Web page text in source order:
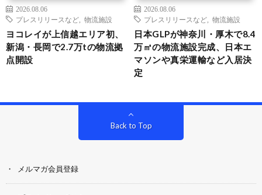
2026.08.06
プレスリリースなど
物流施設
ヨコレイが上信越エリア初、
新潟・長岡で2.7万tの物流拠
点開設
2026.08.06
プレスリリースなど
物流施設
日本GLPが神奈川・厚木で8.4
万㎡の物流施設完成、日本エ
マソンや真栄運輸など入居決
定
Back to Top
メルマガ会員登録